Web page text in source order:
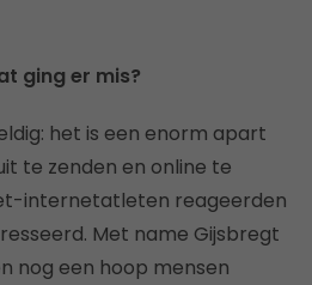
ging er mis?
het is een enorm apart
te zenden en online te
internetatleten reageerden
Met name Gijsbregt
nog een hoop mensen